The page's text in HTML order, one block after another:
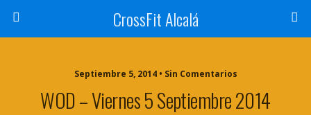
CrossFit Alcalá
Septiembre 5, 2014 • Sin Comentarios
WOD – Viernes 5 Septiembre 2014